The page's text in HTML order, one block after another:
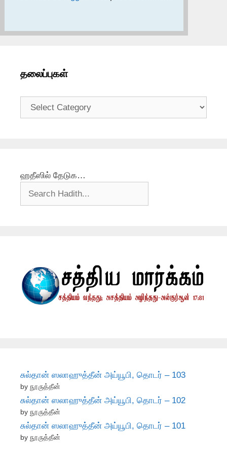
தலைப்புகள்
தலைப்புகள்
ஹதீஸில் தேடுக…
சுல்தான் ஸலாஹுத்தீன் அய்யூபி, தொடர் – 103
by நூருத்தீன்
சுல்தான் ஸலாஹுத்தீன் அய்யூபி, தொடர் – 102
by நூருத்தீன்
சுல்தான் ஸலாஹுத்தீன் அய்யூபி, தொடர் – 101
by நூருத்தீன்